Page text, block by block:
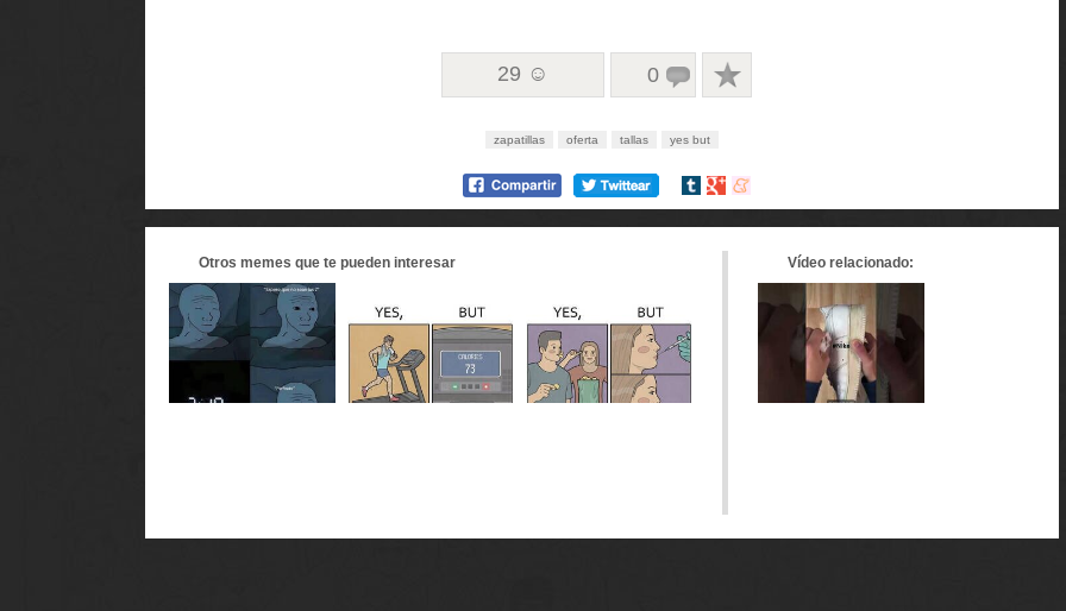
29 ☺ 0
zapatillas oferta tallas yes but
Compartir
Compartir
Compartir
Otros memes que te pueden interesar Vídeo relacionado: